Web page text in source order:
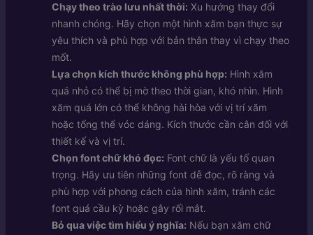
Chạy theo trào lưu nhất thời: Xu hướng thay đổi
nhanh chóng. Hãy chọn một hình xăm bạn thực sự
yêu thích và phù hợp với bản thân thay vì chạy theo
mốt.
Lựa chọn kích thước không phù hợp: Hình xăm
quá nhỏ có thể bị mờ theo thời gian, khó nhìn. Hình
xăm quá lớn có thể không hài hòa với vị trí xăm
hoặc tổng thể vóc dáng. Kích thước cần cân đối với
thiết kế và vị trí.
Chọn font chữ khó đọc: Font chữ là yếu tố quan
trọng. Hãy ưu tiên những font dễ đọc, rõ ràng và
phù hợp với phong cách của hình xăm, tránh các
font quá cầu kỳ hoặc gây rối mắt.
Bỏ qua việc tìm hiểu ý nghĩa: Nếu bạn xăm chữ